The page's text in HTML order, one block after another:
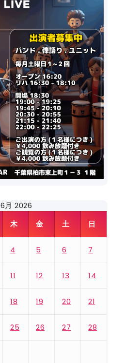
6月 2026
木 金 土 日
4 5 6 7
11 12 13 14
18 19 20 21
25 26 27 28